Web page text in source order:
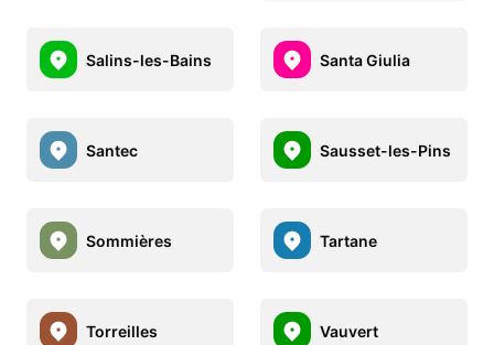
Salins-les-Bains Santa Giulia
Santec Sausset-les-Pins
Sommières Tartane
Torreilles Vauvert